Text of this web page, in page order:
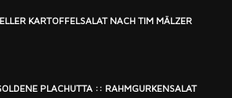
KARTOFFELSALAT NACH TIM MÄLZER
PLACHUTTA :: RAHMGURKENSALAT